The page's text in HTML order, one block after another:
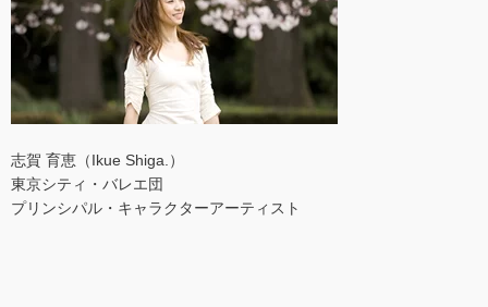
志賀 育恵（Ikue Shiga.）
東京シティ・バレエ団
プリンシパル・キャラクターアーティスト